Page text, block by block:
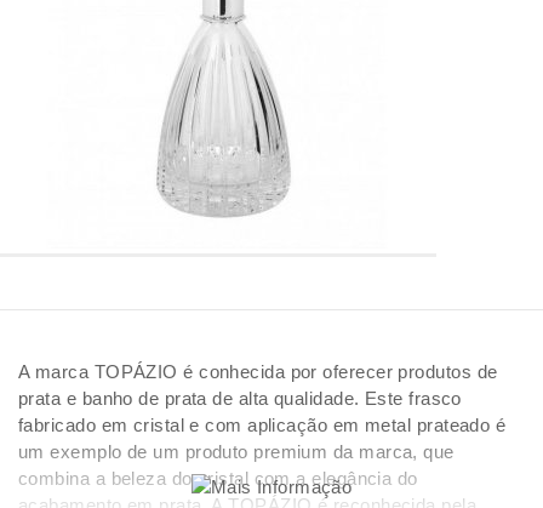
A marca TOPÁZIO é conhecida por oferecer produtos de
prata e banho de prata de alta qualidade. Este frasco
fabricado em cristal e com aplicação em metal prateado é
um exemplo de um produto premium da marca, que
combina a beleza do cristal com a elegância do